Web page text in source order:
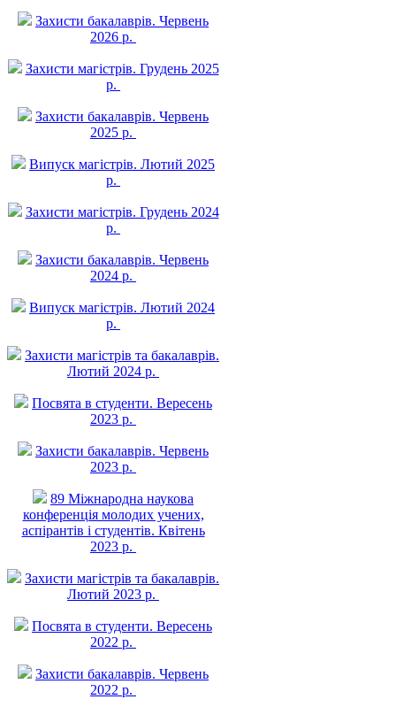
Захисти бакалаврів. Червень
2026 р.
Захисти магістрів. Грудень 2025
р.
Захисти бакалаврів. Червень
2025 р.
Випуск магістрів. Лютий 2025
р.
Захисти магістрів. Грудень 2024
р.
Захисти бакалаврів. Червень
2024 р.
Випуск магістрів. Лютий 2024
р.
Захисти магістрів та бакалаврів.
Лютий 2024 р.
Посвята в студенти. Вересень
2023 р.
Захисти бакалаврів. Червень
2023 р.
89 Міжнародна наукова
конференція молодих учених,
аспірантів і студентів. Квітень
2023 р.
Захисти магістрів та бакалаврів.
Лютий 2023 р.
Посвята в студенти. Вересень
2022 р.
Захисти бакалаврів. Червень
2022 р.